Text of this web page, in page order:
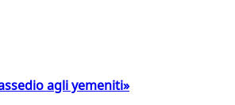
agli yemeniti»